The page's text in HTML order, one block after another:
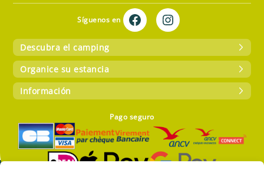
Pago seguro
Síguenos en
Descubra el camping
Organice su estancia
Información